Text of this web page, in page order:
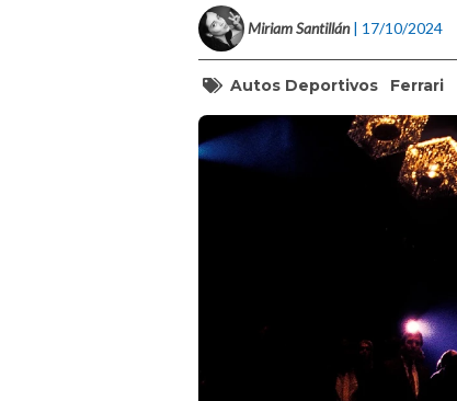
Miriam Santillán | 17/10/2024
Autos Deportivos Ferrari